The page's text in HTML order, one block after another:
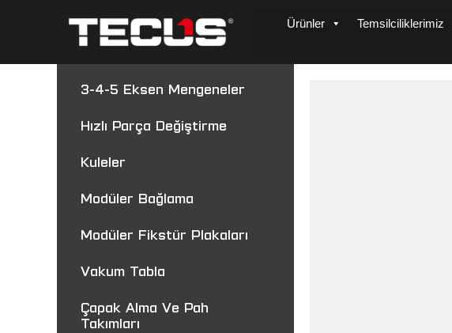
Ürünler Temsilciliklerimiz
3-4-5 Eksen Mengeneler
Hızlı Parça Değiştirme
Kuleler
Modüler Bağlama
Modüler Fikstür Plakaları
Vakum Tabla
Çapak Alma Ve Pah
Takımları